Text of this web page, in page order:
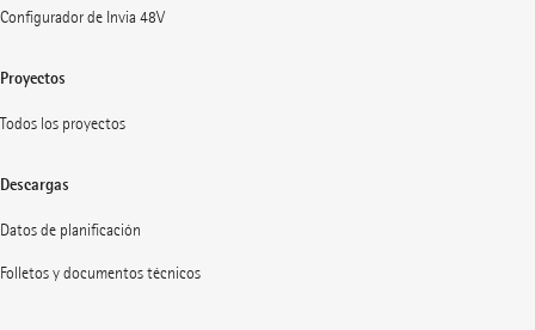
Configurador de Invia 48V
Proyectos
Todos los proyectos
Descargas
Datos de planificación
Folletos y documentos técnicos